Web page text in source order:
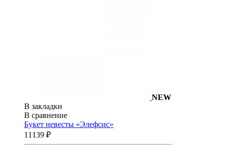
NEW
В закладки
В сравнение
Букет невесты «Элефсис»
11139 ₽